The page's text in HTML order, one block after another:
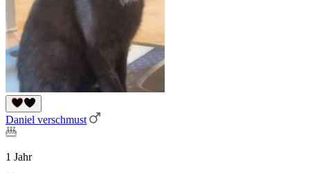
Daniel verschmust
1 Jahr